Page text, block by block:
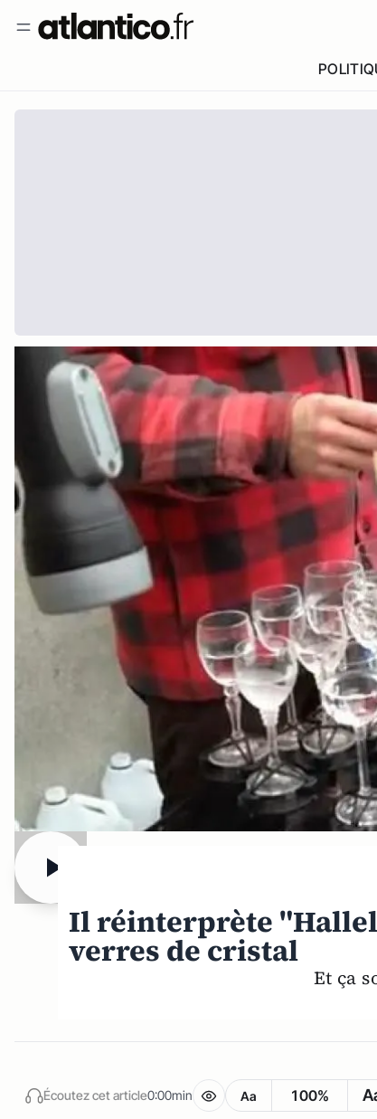
Il réinterprète
verres de cristal
Et ça
Écoutez cet article0:00min Aa 100%